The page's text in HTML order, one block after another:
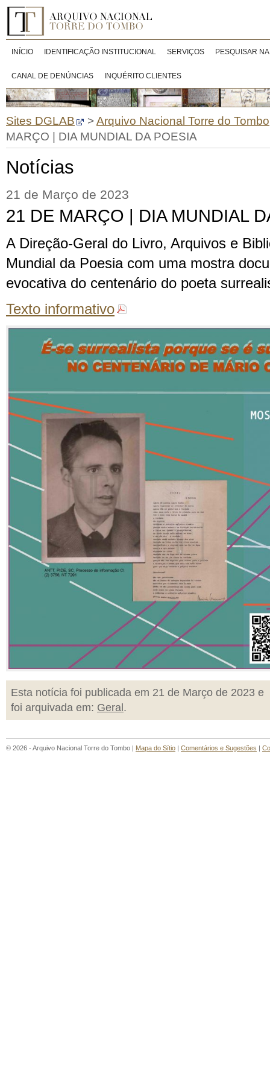
INÍCIO IDENTIFICAÇÃO INSTITUCIONAL SERVIÇOS PESQUISAR
CANAL DE DENÚNCIAS INQUÉRITO CLIENTES
Sites DGLAB >Arquivo Nacional Torre do Tombo
MARÇO | DIA MUNDIAL DA POESIA
Notícias
21 de Março de 2023
21 DE MARÇO | DIA MUNDIAL
A Direção-Geral do Livro, Arquivos e
Mundial da Poesia com uma mostra
evocativa do centenário do poeta
Texto informativo
Esta notícia foi publicada em 21 de Março de 2023 e
foi arquivada em: Geral .
© 2026 - Arquivo Nacional Torre do Tombo | Mapa do Sítio | Comentários e Sugestões |